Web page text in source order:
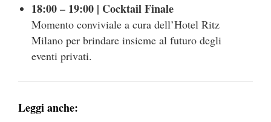
18:00 – 19:00 | Cocktail Finale
Momento conviviale a cura dell’Hotel Ritz
Milano per brindare insieme al futuro degli
eventi privati.
Leggi anche: